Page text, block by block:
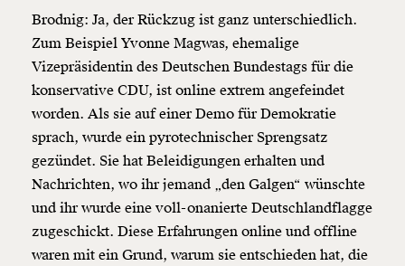
Brodnig: Ja, der Rückzug ist ganz unterschiedlich.
Zum Beispiel Yvonne Magwas, ehemalige
Vizepräsidentin des Deutschen Bundestags für die
konservative CDU, ist online extrem angefeindet
worden. Als sie auf einer Demo für Demokratie
sprach, wurde ein pyrotechnischer Sprengsatz
gezündet. Sie hat Beleidigungen erhalten und
Nachrichten, wo ihr jemand „den Galgen“ wünschte
und ihr wurde eine voll-onanierte Deutschlandflagge
zugeschickt. Diese Erfahrungen online und offline
waren mit ein Grund, warum sie entschieden hat, die